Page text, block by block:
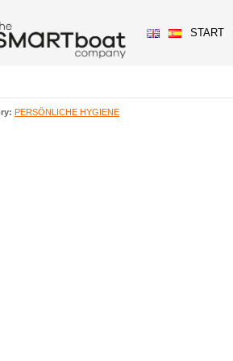
START
PERSÖNLICHE HYGIENE